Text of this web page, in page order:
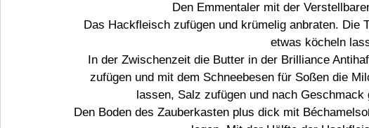
Den Emmentaler mit der
Das Hackfleisch zufügen und krümelig anbraten. Die
etwas köcheln
In der Zwischenzeit die Butter in der Brilliance
zufügen und mit dem Schneebesen für Soßen die
lassen, Salz zufügen und nach
Den Boden des Zauberkasten plus dick mit